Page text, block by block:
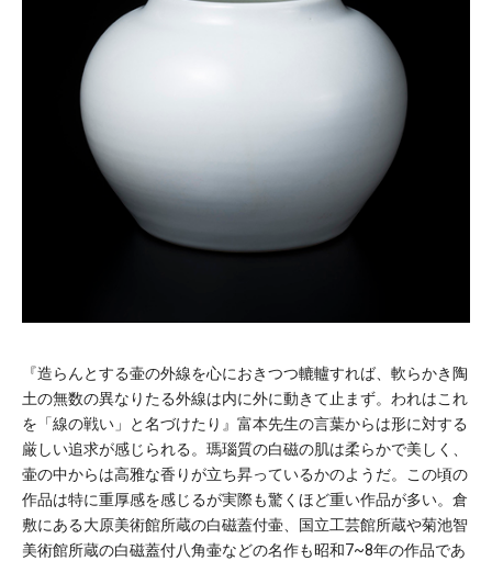
『造らんとする壷の外線を心におきつつ轆轤すれば、軟らかき陶
土の無数の異なりたる外線は内に外に動きて止まず。われはこれ
を「線の戦い」と名づけたり』富本先生の言葉からは形に対する
厳しい追求が感じられる。瑪瑙質の白磁の肌は柔らかで美しく、
壷の中からは高雅な香りが立ち昇っているかのようだ。この頃の
作品は特に重厚感を感じるが実際も驚くほど重い作品が多い。倉
敷にある大原美術館所蔵の白磁蓋付壷、国立工芸館所蔵や菊池智
美術館所蔵の白磁蓋付八角壷などの名作も昭和7~8年の作品であ